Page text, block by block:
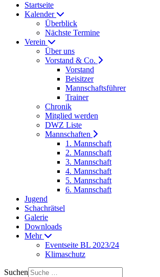
Startseite
Kalender
Überblick
Nächste Termine
Verein
Über uns
Vorstand & Co.
Vorstand
Beisitzer
Mannschaftsführer
Trainer
Chronik
Mitglied werden
DWZ Liste
Mannschaften
1. Mannschaft
2. Mannschaft
3. Mannschaft
4. Mannschaft
5. Mannschaft
6. Mannschaft
Jugend
Schachrätsel
Galerie
Downloads
Mehr
Eventseite BL 2023/24
Klimaschutz
Suchen